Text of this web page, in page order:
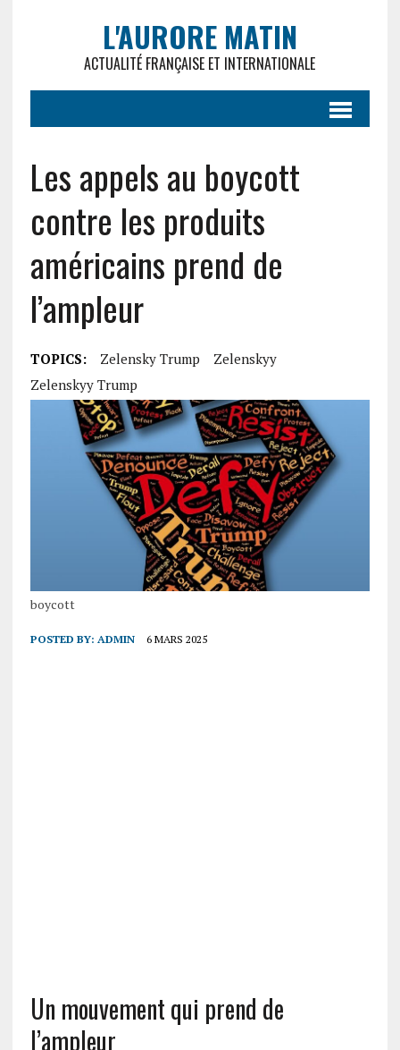
L'AURORE MATIN
ACTUALITÉ FRANÇAISE ET INTERNATIONALE
Les appels au boycott
contre les produits
américains prend de
l’ampleur
TOPICS: Zelensky Trump
Zelenskyy
Zelenskyy Trump
boycott
POSTED BY: ADMIN 6 MARS 2025
Un mouvement qui prend de
l’ampleur